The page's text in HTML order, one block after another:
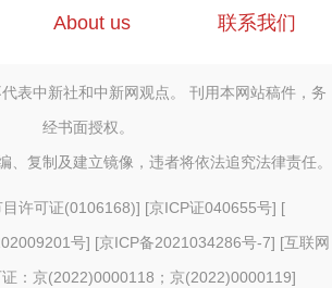
About us 联系我们
表中新社和中新网观点。 刊用本网站稿件，务
经书面授权。
、复制及建立镜像，违者将依法追究法律责任。
许可证(0106168)] [京ICP证040655号] [
号] [京ICP备2021034286号-7] [互联网
：京(2022)0000118；京(2022)0000119]